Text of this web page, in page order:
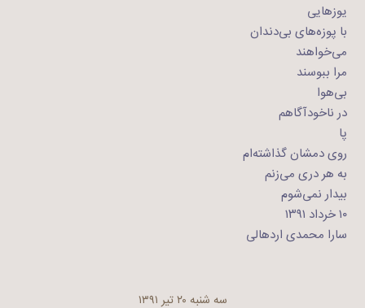
یوزهایی
با پوزه‌های بی‌دندان
می‌خواهند
مرا ببوسند
بی‌هوا
در ناخودآگاهم
پا
روی دمشان گذاشته‌ام
به هر دری می‌زنم
بیدار نمی‌شوم
۱۰ خرداد ۱۳۹۱
سارا محمدی اردهالی
سه شنبه ۲۰ تیر ۱۳۹۱